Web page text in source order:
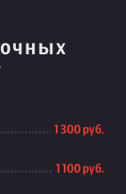
1 300 руб.
1 100 руб.